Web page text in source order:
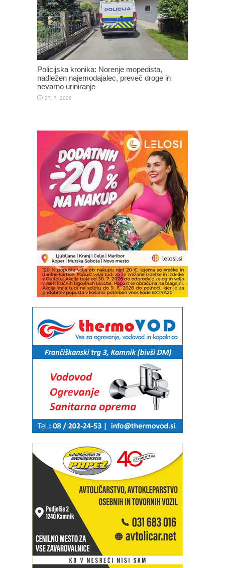
Policijska kronika: Norenje mopedista,
nadležen najemodajalec, preveč droge in
nevarno uriniranje
27. 7. 2026